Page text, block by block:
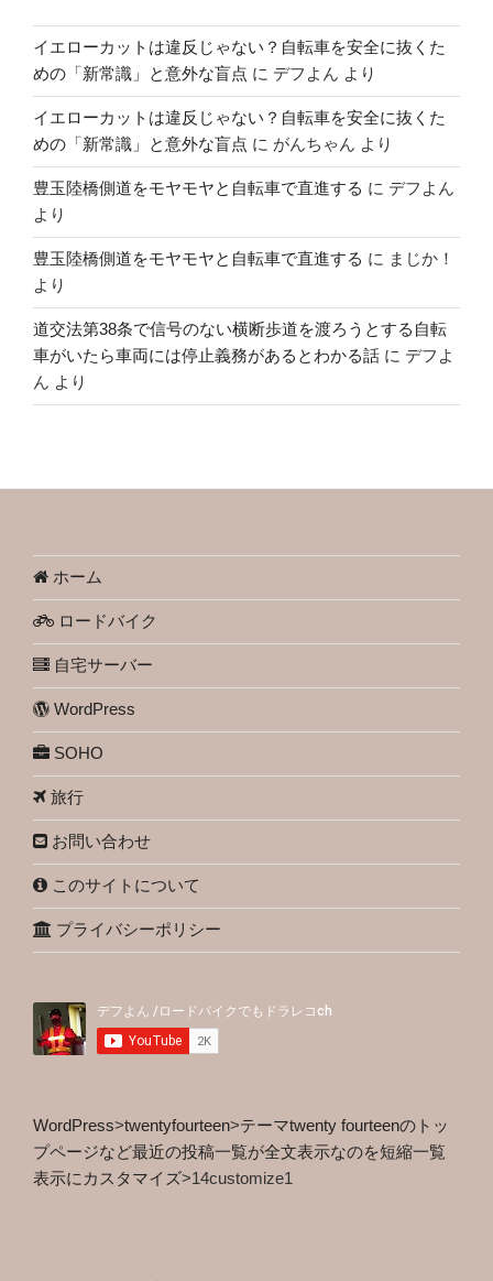
イエローカットは違反じゃない？自転車を安全に抜くた
めの「新常識」と意外な盲点 に デフよん より
イエローカットは違反じゃない？自転車を安全に抜くた
めの「新常識」と意外な盲点 に がんちゃん より
豊玉陸橋側道をモヤモヤと自転車で直進する に デフよん
より
豊玉陸橋側道をモヤモヤと自転車で直進する に まじか！
より
道交法第38条で信号のない横断歩道を渡ろうとする自転
車がいたら車両には停止義務があるとわかる話 に デフよ
ん より
ホーム
ロードバイク
自宅サーバー
WordPress
SOHO
旅行
お問い合わせ
このサイトについて
プライバシーポリシー
WordPress>twentyfourteen>テーマtwenty fourteenのトッ
プページなど最近の投稿一覧が全文表示なのを短縮一覧
表示にカスタマイズ>14customize1